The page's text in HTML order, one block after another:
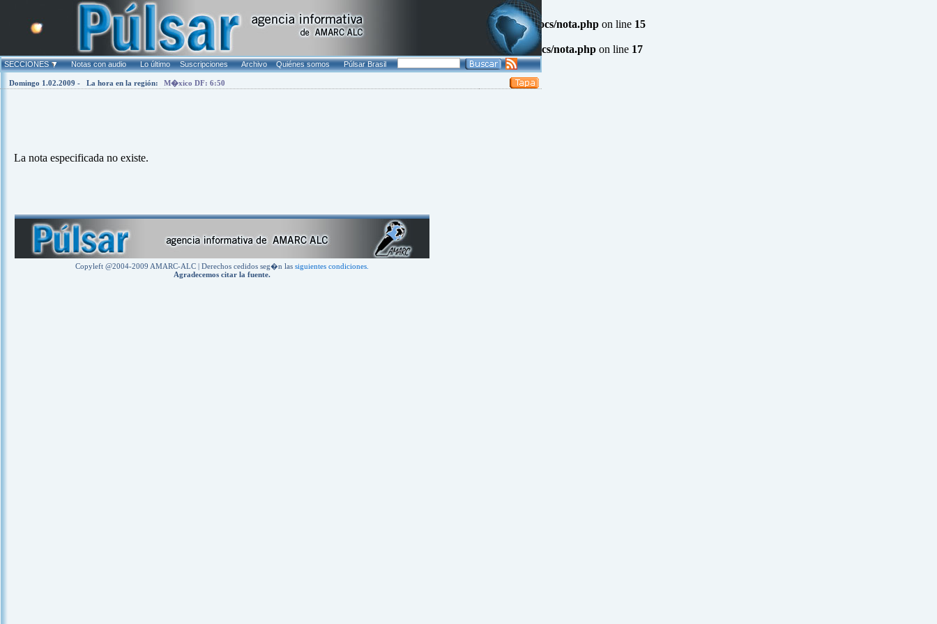
Warning : mysql_fetch_array(): supplied argument is not a valid MySQL result resource in /www/agenciapulsar.org/htdocs/nota.php on line 15
: mysql_num_rows(): supplied argument is not a valid MySQL result resource in /www/agenciapulsar.org/htdocs/nota.php on line 17
SECCIONES Notas con audio Lo último Suscripciones Archivo Quiénes somos Púlsar Brasil
Domingo 1.02.2009 - La hora en la región: M�xico DF: 6:50
La nota especificada no existe.
Copyleft @2004-2009 AMARC-ALC | Derechos cedidos seg�n las siguientes condiciones.
Agradecemos citar la fuente.